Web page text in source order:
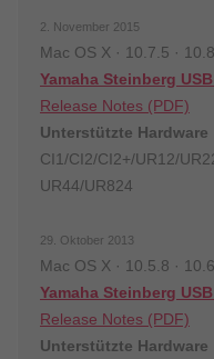
2. November 2015
Mac OS X · 10.7.5 ·
Yamaha Steinberg
Release Notes (PDF)
Unterstützte Hardware
CI1/CI2/CI2+/UR12/
UR44/UR824
29. Oktober 2013
Mac OS X · 10.5.8 ·
Yamaha Steinberg
Release Notes (PDF)
Unterstützte Hardware